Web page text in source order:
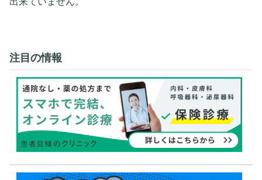
注目の情報